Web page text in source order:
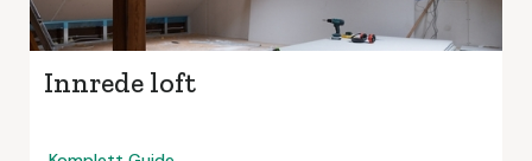
Innrede loft